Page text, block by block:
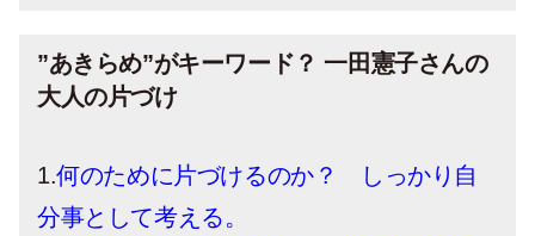
”あきらめ”がキーワード？ 一田憲子さんの
大人の片づけ
1.何のために片づけるのか？ しっかり自
分事として考える。